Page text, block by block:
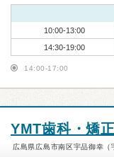
10:00-13:00
14:30-19:00
14:00-17:00
YMT歯科・矯
広島県広島市南区宇品御幸（